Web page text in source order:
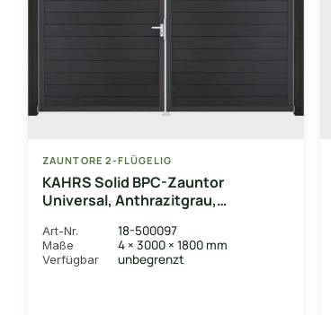
ZAUNTORE 2-FLÜGELIG
KAHRS Solid BPC-Zauntor
Universal, Anthrazitgrau,
Alu-Rahmen DB703
Art-Nr. 18-500097
Maße 4 × 3000 × 1800 mm
Verfügbar unbegrenzt